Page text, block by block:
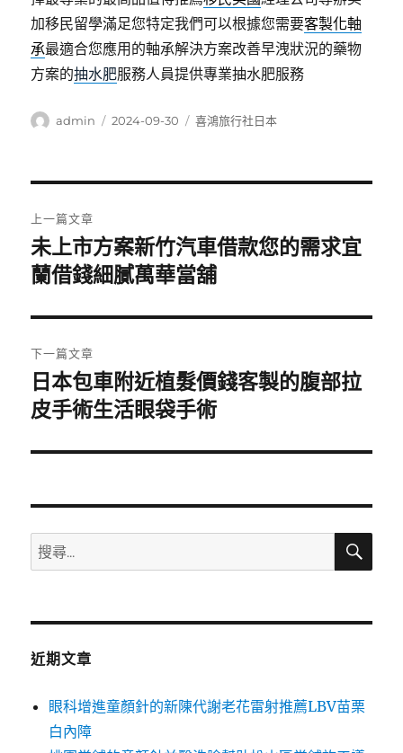
加移民留學滿足您特定我們可以根據您需要客製化軸
承最適合您應用的軸承解決方案改善早洩狀況的藥物
方案的抽水肥服務人員提供專業抽水肥服務
作
admin
發
2024-09-30
分
喜鴻旅行社日本
章
導
覽
上一篇文章
上
一
文
章:
未上市方案新竹汽車借款您的需求宜
蘭借錢細膩萬華當舖
下一篇文章
下
一
文
日本包車附近植髮價錢客製的腹部拉
皮手術生活眼袋手術
搜
尋
鍵
搜
近期文章
眼科增進童顏針的新陳代謝老花雷射推薦LBV苗栗
白內障